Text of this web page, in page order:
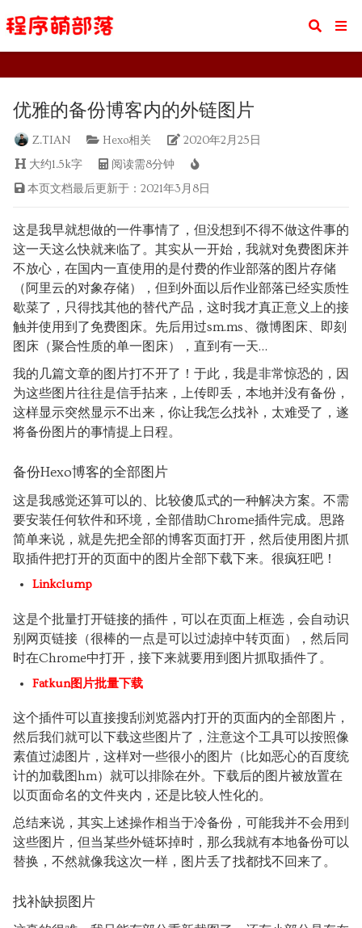
优雅的备份博客内的外链图片
优雅的备份博客内的外链图片
Z.TIAN Hexo相关
2020年2月25日
大约1.5k字
阅读需8分钟
本页文档最后更新于：2021年3月8日
这是我早就想做的一件事情了，但没想到不得不做这件事的
这一天这么快就来临了。其实从一开始，我就对免费图床并
不放心，在国内一直使用的是付费的作业部落的图片存储
（阿里云的对象存储），但到外面以后作业部落已经实质性
歇菜了，只得找其他的替代产品，这时我才真正意义上的接
触并使用到了免费图床。先后用过sm.ms、微博图床、即刻
图床（聚合性质的单一图床），直到有一天…
我的几篇文章的图片打不开了！于此，我是非常惊恐的，因
为这些图片往往是信手拈来，上传即丢，本地并没有备份，
这样显示突然显示不出来，你让我怎么找补，太难受了，遂
将备份图片的事情提上日程。
备份Hexo博客的全部图片
这是我感觉还算可以的、比较傻瓜式的一种解决方案。不需
要安装任何软件和环境，全部借助Chrome插件完成。思路
简单来说，就是先把全部的博客页面打开，然后使用图片抓
取插件把打开的页面中的图片全部下载下来。很疯狂吧！
Linkclump
这是个批量打开链接的插件，可以在页面上框选，会自动识
别网页链接（很棒的一点是可以过滤掉中转页面），然后同
时在Chrome中打开，接下来就要用到图片抓取插件了。
Fatkun图片批量下载
这个插件可以直接搜刮浏览器内打开的页面内的全部图片，
然后我们就可以下载这些图片了，注意这个工具可以按照像
素值过滤图片，这样对一些很小的图片（比如恶心的百度统
计的加载图hm）就可以排除在外。下载后的图片被放置在
以页面命名的文件夹内，还是比较人性化的。
总结来说，其实上述操作相当于冷备份，可能我并不会用到
这些图片，但当某些外链坏掉时，那么我就有本地备份可以
替换，不然就像我这次一样，图片丢了找都找不回来了。
找补缺损图片